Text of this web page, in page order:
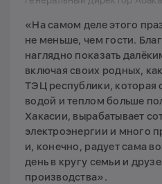
«На самом деле этого
не меньше, чем гости.
наглядно показать
включая своих родных,
ТЭЦ республики, которая
водой и теплом больше
Хакасии, вырабатывает
электроэнергии и много
и, конечно, радует сама
день в кругу семьи и
производства».